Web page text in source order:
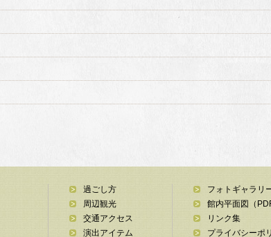
過ごし方
周辺観光
交通アクセス
演出アイテム
フォトギャラリ
館内平面図（PDF
リンク集
プライバシーポ